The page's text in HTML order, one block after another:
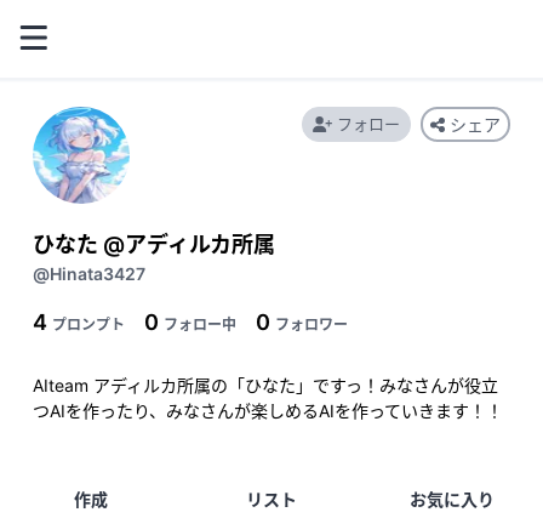
ひなた @アディルカ所属
@Hinata3427
4 プロンプト 0 フォロー中 0 フォロワー
フォロー シェア
AIteam アディルカ所属の「ひなた」ですっ！みなさんが役立
つAIを作ったり、みなさんが楽しめるAIを作っていきます！！
作成 リスト お気に入り